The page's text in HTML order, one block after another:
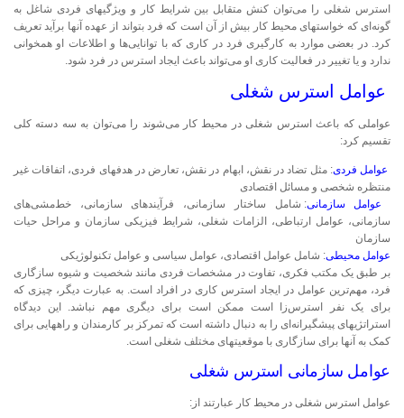
استرس شغلی را می‌توان کنش متقابل بین شرایط کار و ویژگیهای فردی شاغل به
گونه‌ای که خواستهای محیط کار بیش از آن است که فرد بتواند از عهده آنها برآید تعریف
کرد. در بعضی موارد به کارگیری فرد در کاری که با توانایی‌ها و اطلاعات او همخوانی
ندارد و یا تغییر در فعالیت کاری او می‌تواند باعث ایجاد استرس در فرد شود.
عوامل استرس شغلی
عواملی که باعث استرس شغلی در محیط کار می‌شوند را می‌توان به سه دسته کلی
تقسیم کرد:
عوامل فردی: مثل تضاد در نقش، ابهام در نقش، تعارض در هدفهای فردی، اتفاقات غیر
منتظره شخصی و مسائل اقتصادی
عوامل سازمانی: شامل ساختار سازمانی، فرآیندهای سازمانی، خط‌مشی‌های
سازمانی، عوامل ارتباطی، الزامات شغلی، شرایط فیزیکی سازمان و مراحل حیات
سازمان
عوامل محیطی: شامل عوامل اقتصادی، عوامل سیاسی و عوامل تکنولوژیکی
بر طبق یک مکتب فکری، تفاوت در مشخصات فردی مانند شخصیت و شیوه سازگاری
فرد، مهم‌ترین عوامل در ایجاد استرس کاری در افراد است. به عبارت دیگر، چیزی که
برای یک نفر استرس‌زا است ممکن است برای دیگری مهم نباشد. این دیدگاه
استراتژیهای پیشگیرانه‌ای را به دنبال داشته است که تمرکز بر کارمندان و راههایی برای
کمک به آنها برای سازگاری با موقعیتهای مختلف شغلی است.
عوامل سازمانی استرس شغلی
عوامل استرس شغلی در محیط کار عبارتند از: